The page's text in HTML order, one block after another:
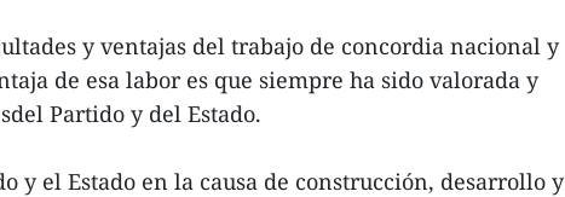
y ventajas del trabajo de concordia nacional y
de esa labor es que siempre ha sido valorada y
Partido y del Estado.
y el Estado en la causa de construcción, desarrollo y